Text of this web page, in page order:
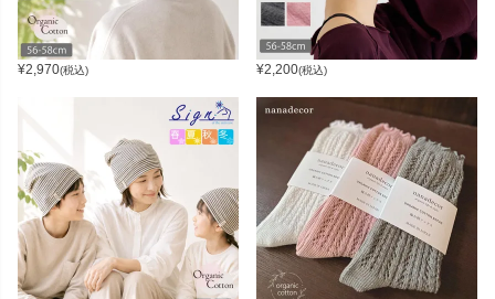
¥2,970(税込) ¥2,200(税込)